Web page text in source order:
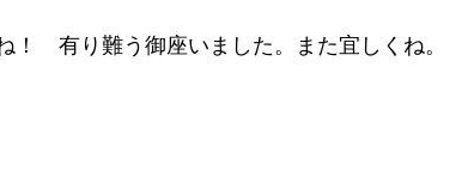
！ 有り難う御座いました。また宜しくね。